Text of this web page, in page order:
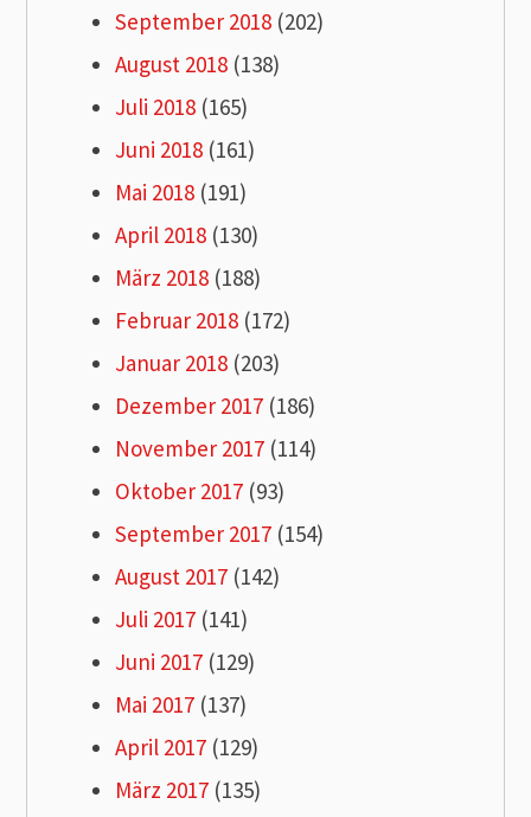
September 2018 (202)
August 2018 (138)
Juli 2018 (165)
Juni 2018 (161)
Mai 2018 (191)
April 2018 (130)
März 2018 (188)
Februar 2018 (172)
Januar 2018 (203)
Dezember 2017 (186)
November 2017 (114)
Oktober 2017 (93)
September 2017 (154)
August 2017 (142)
Juli 2017 (141)
Juni 2017 (129)
Mai 2017 (137)
April 2017 (129)
März 2017 (135)